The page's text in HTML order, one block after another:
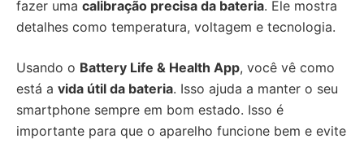
fazer uma calibração precisa da bateria. Ele mostra
detalhes como temperatura, voltagem e tecnologia.
Usando o Battery Life & Health App, você vê como
está a vida útil da bateria. Isso ajuda a manter o seu
smartphone sempre em bom estado. Isso é
importante para que o aparelho funcione bem e evite